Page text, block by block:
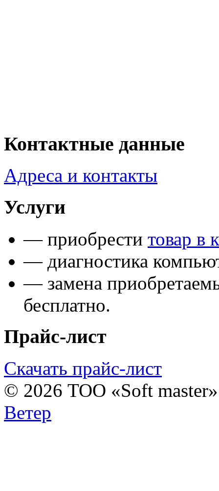
Контактные данные
Адреса и контакты
Услуги
— приобрести товар в
— диагностика
— замена
бесплатно.
Прайс-лист
Скачать прайс-лист
© 2026 ТОО «Soft
Ветер